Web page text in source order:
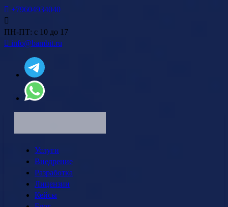
+79604934040
ПН-ПТ: с 10 до 17
info@bambit.ru
Услуги
Внедрение
Разработка
Лицензии
Кейсы